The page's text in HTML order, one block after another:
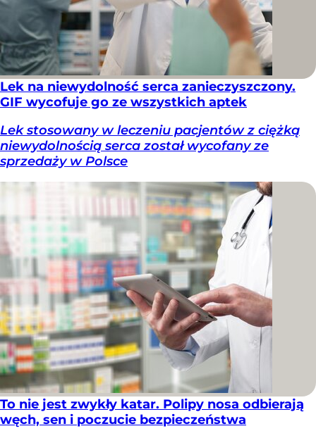
Lek na niewydolność serca zanieczyszczony.
GIF wycofuje go ze wszystkich aptek
Lek stosowany w leczeniu pacjentów z ciężką
niewydolnością serca został wycofany ze
sprzedaży w Polsce
To nie jest zwykły katar. Polipy nosa odbierają
węch, sen i poczucie bezpieczeństwa